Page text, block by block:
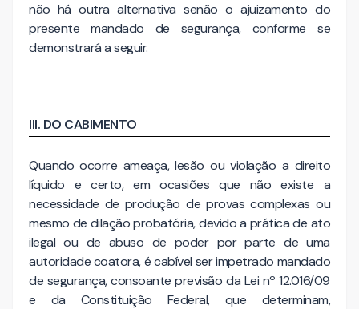
não há outra alternativa senão o ajuizamento do
presente mandado de segurança, conforme se
demonstrará a seguir.
III. DO CABIMENTO
Quando ocorre ameaça, lesão ou violação a direito
líquido e certo, em ocasiões que não existe a
necessidade de produção de provas complexas ou
mesmo de dilação probatória, devido a prática de ato
ilegal ou de abuso de poder por parte de uma
autoridade coatora, é cabível ser impetrado mandado
de segurança, consoante previsão da Lei nº 12.016/09
e da Constituição Federal, que determinam,